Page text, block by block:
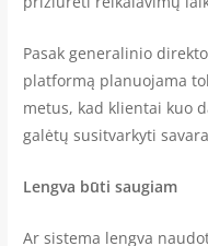
Pasak generalinio
platformą planuojama
metus, kad klientai kuo
galėtų susitvarkyti
Lengva būti saugiam
Ar sistema lengva